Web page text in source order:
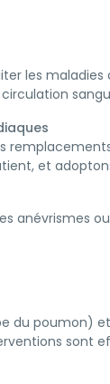
les
et
anévrismes
du